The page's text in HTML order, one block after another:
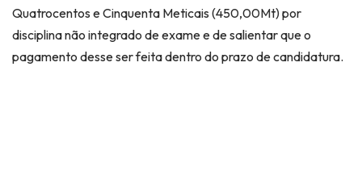
Quatrocentos e Cinquenta Meticais (450,00Mt) por
disciplina não integrado de exame e de salientar que o
pagamento desse ser feita dentro do prazo de candidatura.